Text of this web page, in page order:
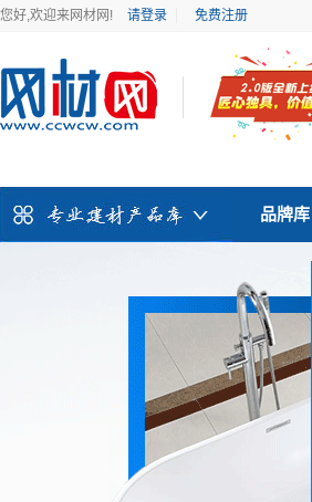
您好,欢迎来网材网! 请登录 免费注册
品牌库